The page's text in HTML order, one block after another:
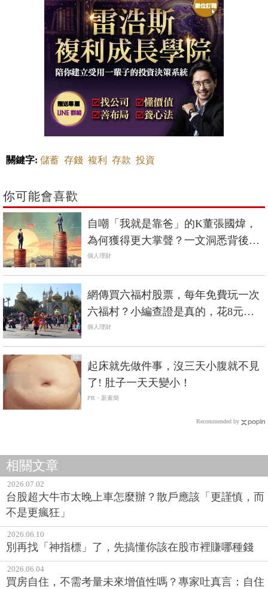
關鍵字: 儲蓄 存錢 複利 存款 投資
你可能會喜歡
自嘲「我就是靠爸」的K董張國煒，
為何獲得更大掌聲？一文洞悉背後的
社會邏輯
個人理財
網傳買六福村股票，每年免費玩一次
六福村？小編查證是真的，花8元買1
股也行
個人理財
PR
起床就先做件事，沒三天小腹就不見
了! 肚子一天天變小！
PR・新素簡
Recommended by
相關文章
2026.07.02
台股超大牛市太晚上車怎麼辦？散戶應該「更謹慎，而
不是更瘋狂」
2026.06.10
別再找「神指標」了，先搞懂你該在股市裡賺哪種錢
2026.06.04
買房自住，不需考量未來增值性嗎？專家吐真言：自住